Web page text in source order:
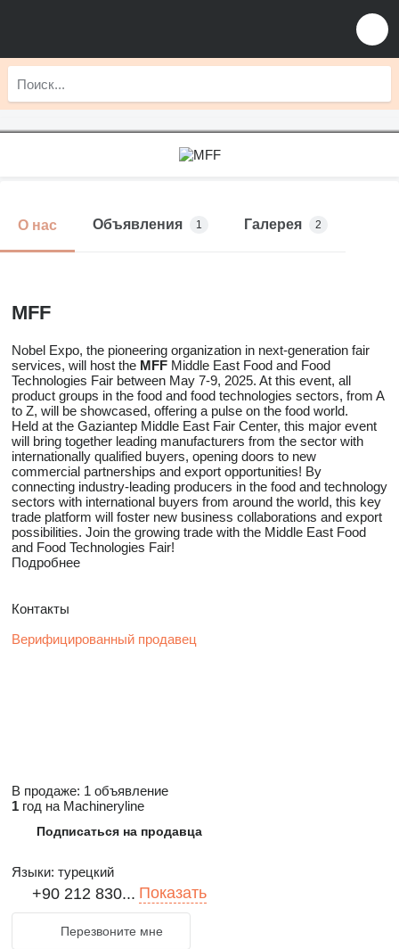
О нас Объявления 1 Галерея 2
MFF
Nobel Expo, the pioneering organization in next-generation fair
services, will host the MFF Middle East Food and Food
Technologies Fair between May 7-9, 2025. At this event, all
product groups in the food and food technologies sectors, from A
to Z, will be showcased, offering a pulse on the food world.
Held at the Gaziantep Middle East Fair Center, this major event
will bring together leading manufacturers from the sector with
internationally qualified buyers, opening doors to new
commercial partnerships and export opportunities! By
connecting industry-leading producers in the food and technology
sectors with international buyers from around the world, this key
trade platform will foster new business collaborations and export
possibilities. Join the growing trade with the Middle East Food
and Food Technologies Fair!
Подробнее
Контакты
Верифицированный продавец
В продаже: 1 объявление
1 год на Machineryline
Подписаться на продавца
Языки: турецкий
+90 212 830... Показать
Перезвоните мне